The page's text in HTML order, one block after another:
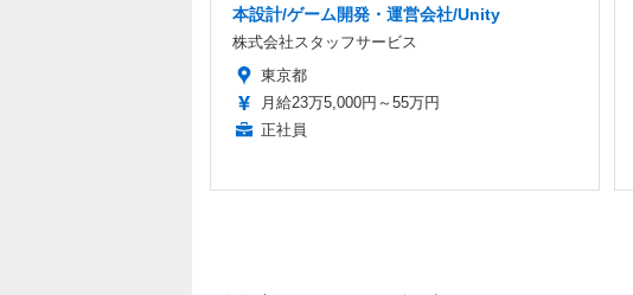
本設計/ゲーム開発・運営会社/Unity
株式会社スタッフサービス
東京都
月給23万5,000円～55万円
正社員